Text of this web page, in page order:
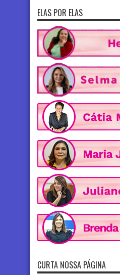
ELAS POR ELAS
CURTA NOSSA PÁGINA